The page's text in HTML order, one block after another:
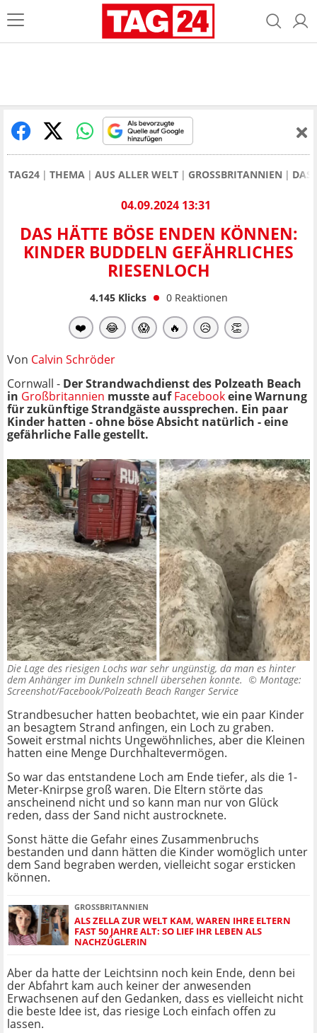
TAG24 THEMA AUS ALLER WELT GROSSBRITANNIEN DAS
04.09.2024 13:31
DAS HÄTTE BÖSE ENDEN KÖNNEN:
KINDER BUDDELN GEFÄHRLICHES
RIESENLOCH
4.145Klicks 0 Reaktionen
❤️ 😂 😱 🔥 😥 👏
Von Calvin Schröder
Cornwall - Der Strandwachdienst des Polzeath Beach
in Großbritannien musste aufFacebookeine Warnung
für zukünftige Strandgäste aussprechen. Ein paar
Kinder hatten - ohne böse Absicht natürlich - eine
gefährliche Falle gestellt.
Die Lage des riesigen Lochs war sehr ungünstig, da man es hinter
dem Anhänger im Dunkeln schnell übersehen konnte. © Montage:
Screenshot/Facebook/Polzeath Beach Ranger Service
Strandbesucher hatten beobachtet, wie ein paar Kinder
an besagtem Strand anfingen, ein Loch zu graben.
Soweit erstmal nichts Ungewöhnliches, aber die Kleinen
hatten eine Menge Durchhaltevermögen.
So war das entstandene Loch am Ende tiefer, als die 1-
Meter-Knirpse groß waren. Die Eltern störte das
anscheinend nicht und so kann man nur von Glück
reden, dass der Sand nicht austrocknete.
Sonst hätte die Gefahr eines Zusammenbruchs
bestanden und dann hätten die Kinder womöglich unter
dem Sand begraben werden, vielleicht sogar ersticken
können.
GROSSBRITANNIEN
ALS ZELLA ZUR WELT KAM, WAREN IHRE ELTERN
FAST 50 JAHRE ALT: SO LIEF IHR LEBEN ALS
NACHZÜGLERIN
Aber da hatte der Leichtsinn noch kein Ende, denn bei
der Abfahrt kam auch keiner der anwesenden
Erwachsenen auf den Gedanken, dass es vielleicht nicht
die beste Idee ist, das riesige Loch einfach offen zu
lassen.